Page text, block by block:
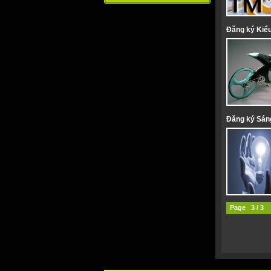
Đăng ký
Đăng ký
Page 3 / 3